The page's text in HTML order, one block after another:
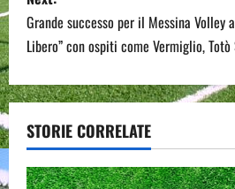
t
n
a
v
i
Grande successo per il Messina Volley
Libero” con ospiti come Vermiglio,
STORIE CORRELATE